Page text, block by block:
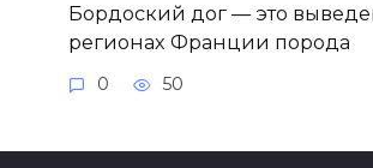
Бордоский дог — это
регионах Франции порода
0 50